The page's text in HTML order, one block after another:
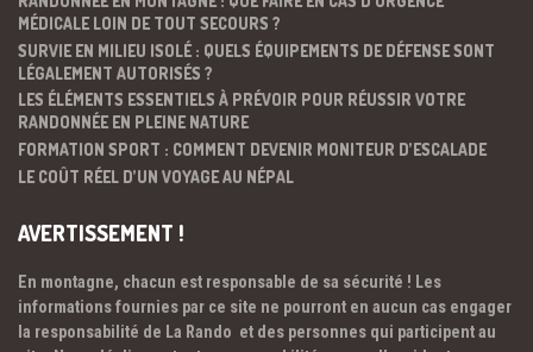
MÉDICALE LOIN DE TOUT SECOURS ?
SURVIE EN MILIEU ISOLÉ : QUELS ÉQUIPEMENTS DE DÉFENSE SONT
LÉGALEMENT AUTORISÉS ?
LES ÉLÉMENTS ESSENTIELS À PRÉVOIR POUR RÉUSSIR VOTRE
RANDONNÉE EN PLEINE NATURE
FORMATION SPORT : COMMENT DEVENIR MONITEUR D’ESCALADE
LE COÛT RÉEL D’UN VOYAGE AU NÉPAL
AVERTISSEMENT !
En montagne, chacun est responsable de sa sécurité ! Les
informations fournies par ce site ne pourront en aucun cas engager
la responsabilité de La Rando et des personnes qui participent au